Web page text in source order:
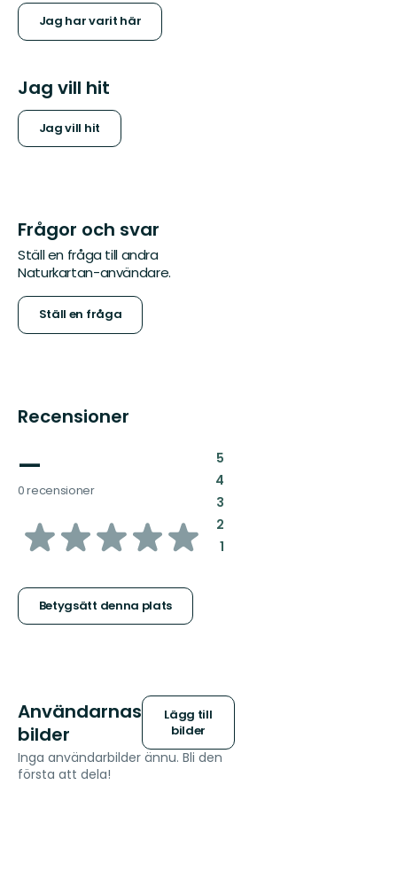
Jag har varit här
Jag vill hit
Jag vill hit
Frågor och svar
Ställ en fråga till andra
Naturkartan-användare.
Ställ en fråga
Recensioner
—
0 recensioner
av
stjärnor
Betygsätt denna plats
5:
4:
3:
2:
1:
Användarnas
bilder
Lägg till
bilder
Inga användarbilder ännu. Bli den
första att dela!